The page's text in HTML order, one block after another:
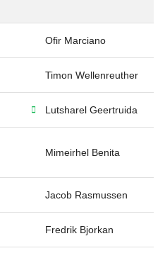
Ofir Marciano
Timon Wellenreuther
Lutsharel Geertruida
Mimeirhel Benita
Jacob Rasmussen
Fredrik Bjorkan